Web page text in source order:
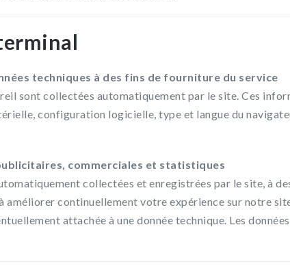
techniques à des fins de fourniture du service
sont collectées automatiquement par le site. Ces
configuration logicielle, type et langue du
commerciales et statistiques
collectées et enregistrées par le site, à
continuellement votre expérience sur notre
attachée à une donnée technique. Les